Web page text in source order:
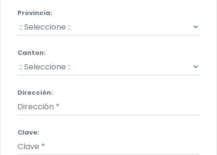
Provincia:
Canton:
Dirección:
Clave: